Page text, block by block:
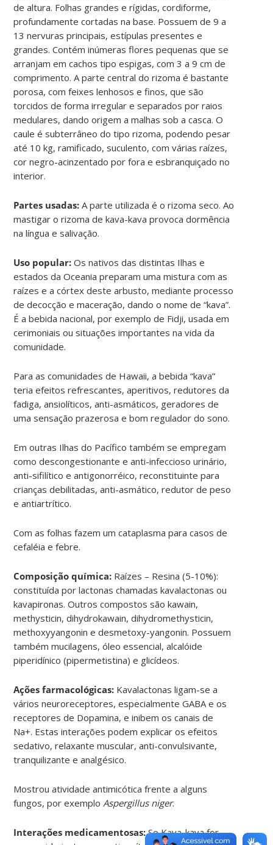
de altura. Folhas grandes e rígidas, cordiforme,
profundamente cortadas na base. Possuem de 9 a
13 nervuras principais, estípulas presentes e
grandes. Contém inúmeras flores pequenas que se
arranjam em cachos tipo espigas, com 3 a 9 cm de
comprimento. A parte central do rizoma é bastante
porosa, com feixes lenhosos e finos, que são
torcidos de forma irregular e separados por raios
medulares, dando origem a malhas sob a casca. O
caule é subterrâneo do tipo rizoma, podendo pesar
até 10 kg, ramificado, suculento, com várias raízes,
cor negro-acinzentado por fora e esbranquiçado no
interior.
Partes usadas: A parte utilizada é o rizoma seco. Ao
mastigar o rizoma de kava-kava provoca dormência
na língua e salivação.
Uso popular:Os nativos das distintas Ilhas e
estados da Oceania preparam uma mistura com as
raízes e a córtex deste arbusto, mediante processo
de decocção e maceração, dando o nome de “kava”.
É a bebida nacional, por exemplo de Fidji, usada em
cerimoniais ou situações importantes na vida da
comunidade.
Para as comunidades de Hawaii, a bebida “kava”
teria efeitos refrescantes, aperitivos, redutores da
fadiga, ansiolíticos, anti-asmáticos, geradores de
uma sensação prazerosa e bom regulador do sono.
Em outras Ilhas do Pacífico também se empregam
como descongestionante e anti-infeccioso urinário,
anti-sifilítico e antigonorréico, reconstituinte para
crianças debilitadas, anti-asmático, redutor de peso
e antiartrítico.
Com as folhas fazem um cataplasma para casos de
cefaléia e febre.
Composição química: Raízes – Resina (5-10%):
constituída por lactonas chamadas kavalactonas ou
kavapironas. Outros compostos são kawain,
methysticin, dihydrokawain, dihydromethysticin,
methoxyyangonin e desmetoxy-yangonin. Possuem
também mucilagens, óleo essencial, alcalóide
piperidínico (pipermetistina) e glicídeos.
Ações farmacológicas: Kavalactonas ligam-se a
vários neuroreceptores, especialmente GABA e os
receptores de Dopamina, e inibem os canais de
Na+. Estas interações podem explicar os efeitos
sedativo, relaxante muscular, anti-convulsivante,
tranquilizante e analgésico.
Mostrou atividade antimicótica frente a alguns
fungos, por exemplo Aspergillus niger.
Interações medicamentosas: Se Kava-kava for